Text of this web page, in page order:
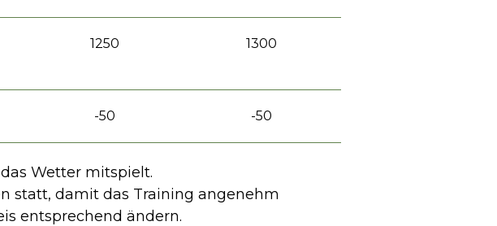
1250 1300
-50 -50
Wetter mitspielt.
statt, damit das Training angenehm
entsprechend ändern.